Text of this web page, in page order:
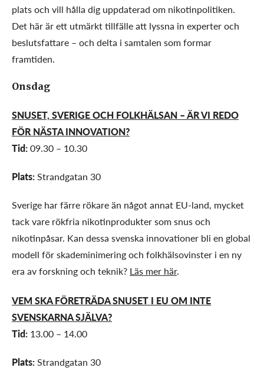
plats och vill hålla dig uppdaterad om nikotinpolitiken.
Det här är ett utmärkt tillfälle att lyssna in experter och
beslutsfattare – och delta i samtalen som formar
framtiden.
Onsdag
SNUSET, SVERIGE OCH FOLKHÄLSAN – ÄR VI REDO
FÖR NÄSTA INNOVATION?
Tid:09.30 – 10.30
Plats:Strandgatan 30
Sverige har färre rökare än något annat EU-land, mycket
tack vare rökfria nikotinprodukter som snus och
nikotinpåsar. Kan dessa svenska innovationer bli en global
modell för skademinimering och folkhälsovinster i en ny
era av forskning och teknik? Läs mer här.
VEM SKA FÖRETRÄDA SNUSET I EU OM INTE
SVENSKARNA SJÄLVA?
Tid: 13.00 – 14.00
Plats:Strandgatan 30